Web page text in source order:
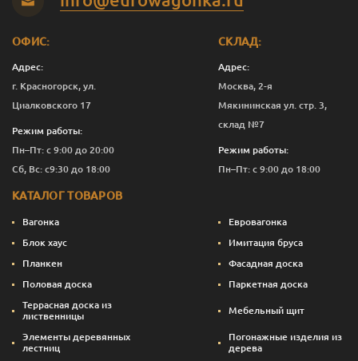
ОФИС:
Адрес:
г. Красногорск, ул.
Циалковского 17
Режим работы:
Пн–Пт: с 9:00 до 20:00
Сб, Вс: с9:30 до 18:00
СКЛАД:
Адрес:
Москва, 2-я
Мякининская ул. стр. 3,
склад №7
Режим работы:
Пн–Пт: с 9:00 до 18:00
КАТАЛОГ ТОВАРОВ
Вагонка
Евровагонка
Блок хаус
Имитация бруса
Планкен
Фасадная доска
Половая доска
Паркетная доска
Террасная доска из
лиственницы
Мебельный щит
Элементы деревянных
лестниц
Погонажные изделия из
дерева